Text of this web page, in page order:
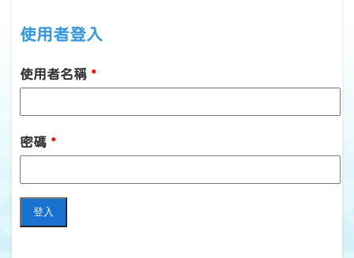
使用者登入
使用者名稱 *
密碼 *